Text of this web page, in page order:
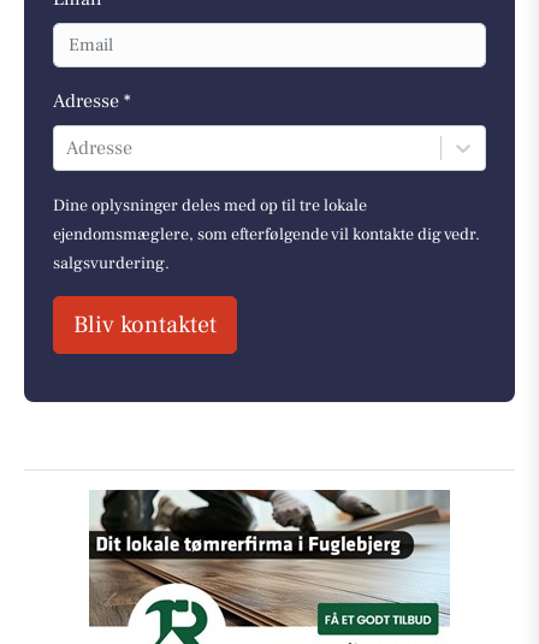
Adresse *
Adresse
Dine oplysninger deles med op til tre lokale
ejendomsmæglere, som efterfølgende vil kontakte dig vedr.
salgsvurdering.
Bliv kontaktet